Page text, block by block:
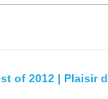
of 2012 | Plaisir